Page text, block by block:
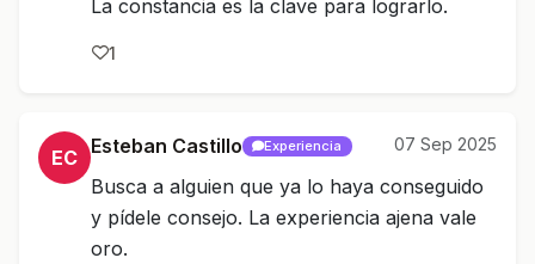
La constancia es la clave para lograrlo.
1
EC Esteban Castillo Experiencia 07 Sep 2025
Busca a alguien que ya lo haya conseguido
y pídele consejo. La experiencia ajena vale
oro.